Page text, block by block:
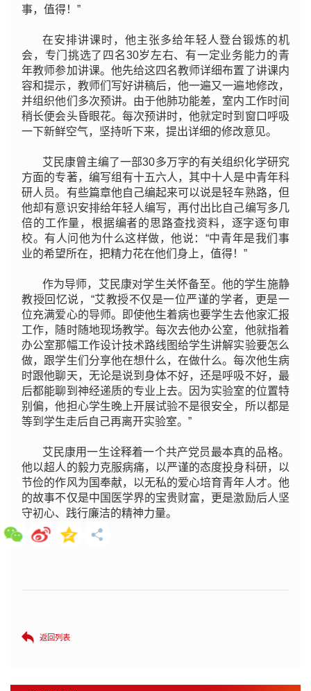
事，值得！”
在安排讲课时，他主张多给年轻人登台锻炼的机
会，专门挑选了四名30岁左右、有一定业务能力的青
年教师参加讲课。他先给这四名教师详细布置了讲课内
容和提示，教师们写好讲稿后，他一遍又一遍地修改，
并组织他们多次预讲。由于他肺功能差，室内工作时间
稍长便会头昏眼花。每次预讲时，他就定时到窗口呼吸
一下新鲜空气，坚持听下来，提出详细的修改意见。
艾民康曾主编了一部30多万字的有关组织化学研究
方面的专著，编写组有十五六人，其中十人是中青年科
研人员。有些篇章他自己编起来可以说是轻车熟路，但
他却有意识安排给年轻人编写，再付出比自己编写多几
倍的工作量，根据编者的思路查找资料，逐字逐句审
校。有人问他为什么这样做，他说：“中青年是我们事
业的希望所在，把精力花在他们身上，值得！”
作为导师，艾民康对学生关怀备至。他的学生施静
教授回忆说，“艾教授不仅是一位严谨的学者，更是一
位充满爱心的导师。即使他生着病也要学生去他家汇报
工作，随时随地现场教学。每次去他办公室，他就指着
办公室那幅工作设计技术路线图给学生讲解实验要怎么
做，跟学生们分享他在想什么，在做什么。每次他生病
时跟他聊天，无论是说到身体不好，还是呼吸不好，最
后都能聊到神经递质的专业上去。因为实验室的位置特
别偏，他担心学生晚上开展试验不是很安全，所以都是
等到学生走后自己再离开实验室。”
艾民康用一生诠释着一个共产党员最本真的品格。
他以超人的毅力克服病痛，以严谨的态度投身科研，以
节俭的作风为国奉献，以无私的爱心培育青年人才。他
的故事不仅是中国医学界的宝贵财富，更是激励后人坚
守初心、践行廉洁的精神力量。
返回列表